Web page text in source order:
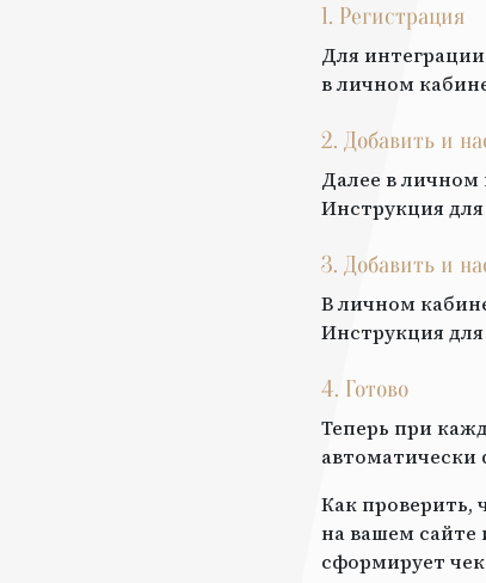
1. Регистрация
Для
в личном
2. Добавить и
Далее в личном
Инструкция для
3. Добавить и
В личном
Инструкция для
4. Готово
Теперь при
автоматически
Как проверить,
на вашем сайте
сформирует